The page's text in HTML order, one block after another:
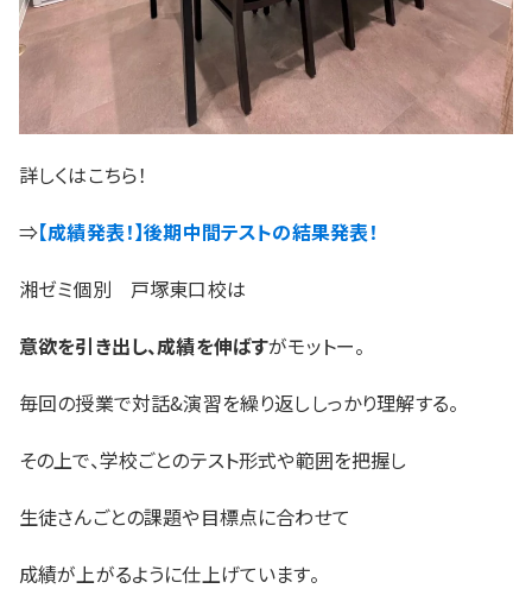
詳しくはこちら！
⇒【成績発表！】後期中間テストの結果発表！
湘ゼミ個別 戸塚東口校は
意欲を引き出し、成績を伸ばすがモットー。
毎回の授業で対話&演習を繰り返ししっかり理解する。
その上で、学校ごとのテスト形式や範囲を把握し
生徒さんごとの課題や目標点に合わせて
成績が上がるように仕上げています。